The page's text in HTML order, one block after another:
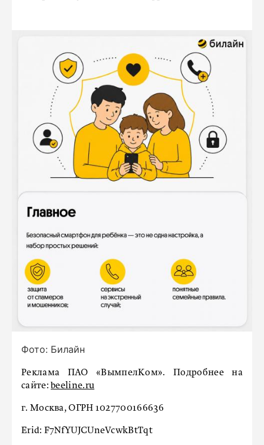
Фото: Билайн
Реклама ПАО «ВымпелКом». Подробнее на
сайте: beeline.ru
г. Москва, ОГРН 1027700166636
Erid: F7NfYUJCUneVcwkBtTqt